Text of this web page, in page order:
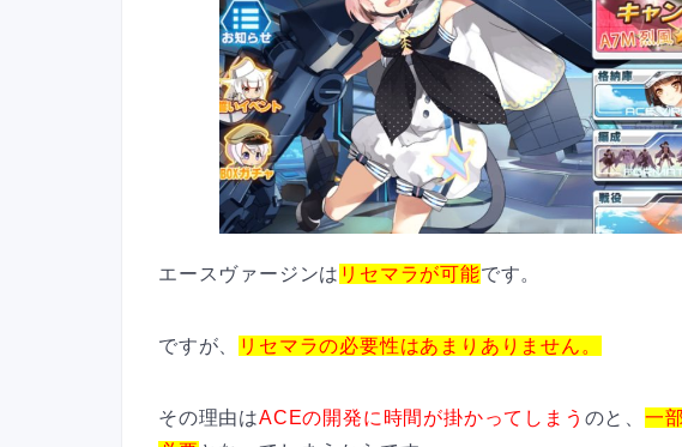
エースヴァージンは リセマラが可能です。
ですが、 リセマラの必要性はあまりありません。
その理由はACEの開発に時間が掛かってしまう のと、一